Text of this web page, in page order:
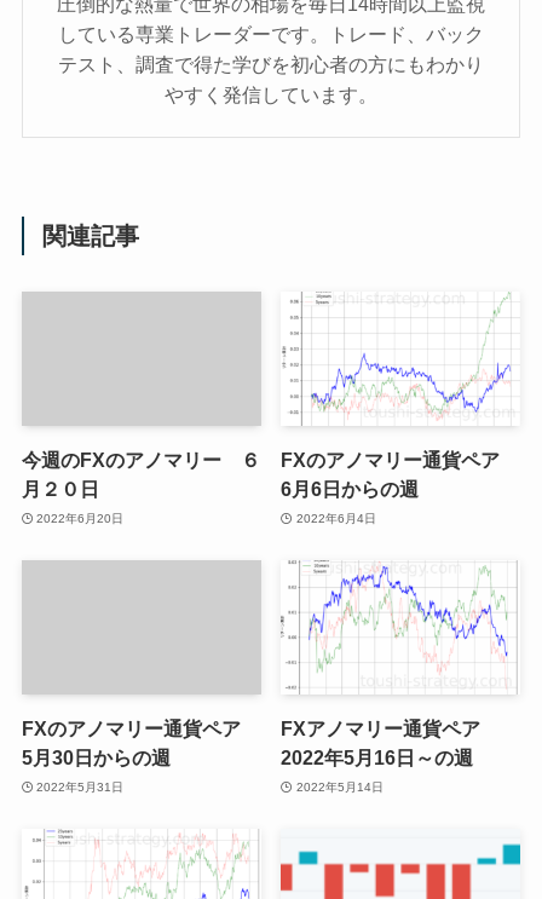
している専業トレーダーです。トレード、バック
テスト、調査で得た学びを初心者の方にもわかり
やすく発信しています。
関連記事
今週のFXのアノマリー ６
月２０日
2022年6月20日
FXのアノマリー通貨ペア
6月6日からの週
2022年6月4日
FXのアノマリー通貨ペア
5月30日からの週
2022年5月31日
FXアノマリー通貨ペア
2022年5月16日～の週
2022年5月14日